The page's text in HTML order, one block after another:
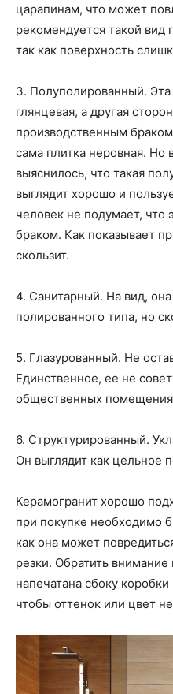
царапинам, что может
рекомендуется такой вид
так как поверхность
3. Полуполированный. Эта
глянцевая, а другая
производственным
сама плитка неровная. Но
выяснилось, что такая
выглядит хорошо и
человек не подумает, что
браком. Как показывает
скользит.
4. Санитарный. На вид,
полированного типа, но
5. Глазурованный. Не
Единственное, ее не
общественных
6. Структурированный.
Он выглядит как цельное
Керамогранит хорошо
при покупке необходимо
как она может
резки. Обратить
напечатана сбоку
чтобы оттенок или цвет